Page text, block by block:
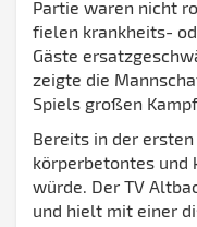
Partie waren nicht
fielen krankheits-
Gäste
zeigte die
Spiels großen
Bereits in der
körperbetontes und
würde. Der TV
und hielt mit einer